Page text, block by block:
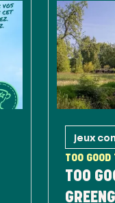
Jeux
TOO GOOD
TOO